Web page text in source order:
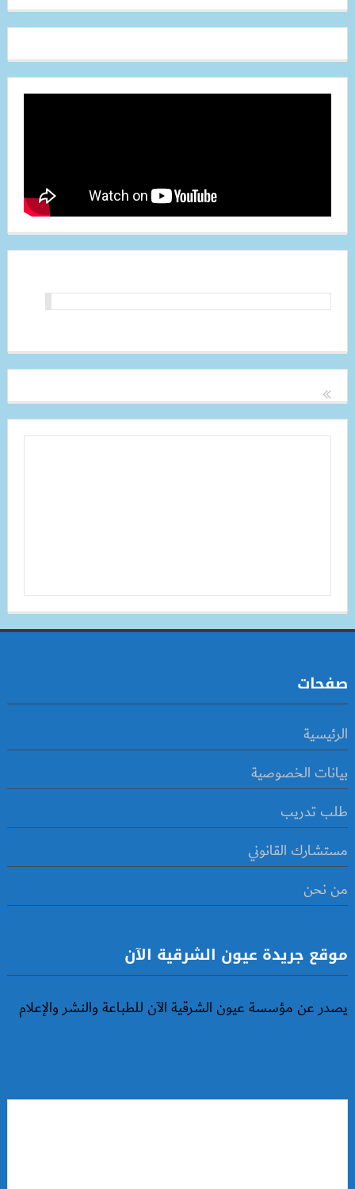
صفحات
الرئيسية
بيانات الخصوصية
طلب تدريب
مستشارك القانوني
من نحن
موقع جريدة عيون الشرقية الآن
يصدر عن مؤسسة عيون الشرقية الآن للطباعة والنشر والإعلام